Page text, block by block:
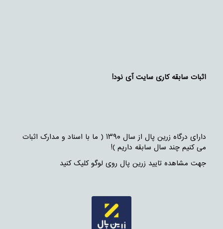
اثبات سابقه کاری سایت آی نود!
دارای درگاه زرین پال از سال ۱۳۹۰ ( ما با اسناد و مدارک اثبات
می کنیم چند سال سابقه داریم )!
جهت مشاهده تایید زرین پال روی لوگو کلیک کنید